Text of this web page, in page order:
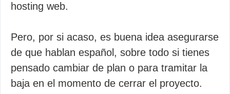
hosting web.
Pero, por si acaso, es buena idea asegurarse
de que hablan español, sobre todo si tienes
pensado cambiar de plan o para tramitar la
baja en el momento de cerrar el proyecto.